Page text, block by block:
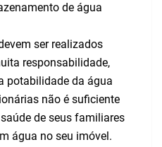
de água
ser realizados
responsabilidade,
potabilidade da água
não é suficiente
de seus familiares
água no seu imóvel.